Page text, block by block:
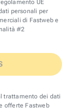
UE
personali per
di Fastweb e
#2
trattamento dei dati
offerte Fastweb